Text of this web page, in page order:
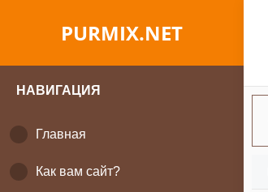
PURMIX.NET
НАВИГАЦИЯ
Главная
Как вам сайт?